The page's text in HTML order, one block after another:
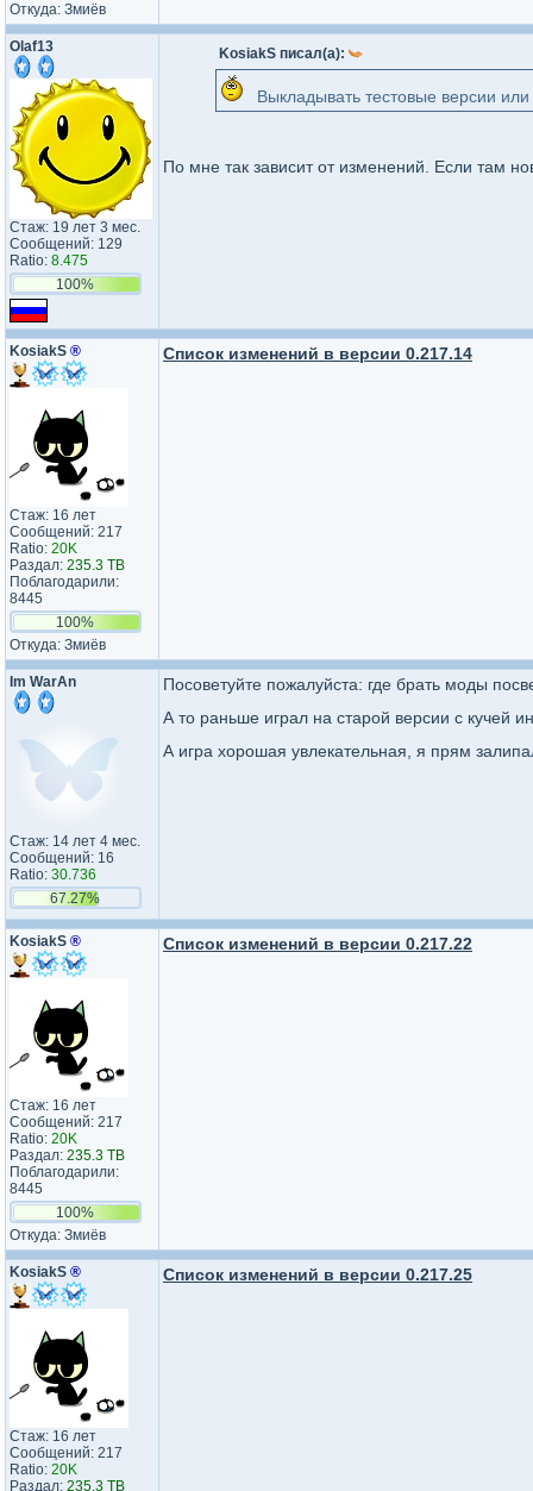
Откуда: Змиёв
Olaf13
Стаж: 19 лет 3 мес.
Сообщений: 129
Ratio: 8.475
100%
KosiakS писал(а):
Выкладывать тестовые версии
По мне так зависит от изменений. Если там
KosiakS ®
Стаж: 16 лет
Сообщений: 217
Ratio: 20K
Раздал: 235.3 TB
Поблагодарили:
8445
100%
Откуда: Змиёв
Список изменений в версии 0.217.14
Im WarAn
Стаж: 14 лет 4 мес.
Сообщений: 16
Ratio: 30.736
67.27%
Посоветуйте пожалуйста: где брать моды
А то раньше играл на старой версии с кучей
А игра хорошая увлекательная, я прям
KosiakS ®
Стаж: 16 лет
Сообщений: 217
Ratio: 20K
Раздал: 235.3 TB
Поблагодарили:
8445
100%
Откуда: Змиёв
Список изменений в версии 0.217.22
KosiakS ®
Стаж: 16 лет
Сообщений: 217
Ratio: 20K
Раздал: 235.3 TB
Список изменений в версии 0.217.25